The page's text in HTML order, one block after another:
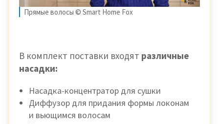
Прямые волосы © Smart Home Fox
В комплект поставки входят различные
насадки:
Насадка-концентратор для сушки
Диффузор для придания формы локонам
и вьющимся волосам